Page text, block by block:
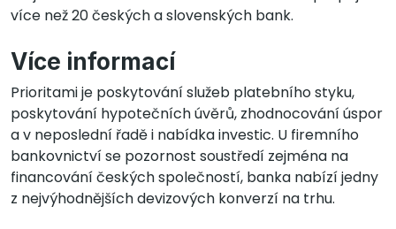
více než 20 českých a slovenských bank.
Více informací
Prioritami je poskytování služeb platebního styku,
poskytování hypotečních úvěrů, zhodnocování úspor
a v neposlední řadě i nabídka investic. U firemního
bankovnictví se pozornost soustředí zejména na
financování českých společností, banka nabízí jedny
z nejvýhodnějších devizových konverzí na trhu.